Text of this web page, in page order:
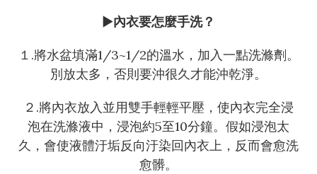
►內衣要怎麼手洗？
１.將水盆填滿1/3~1/2的溫水，加入一點洗滌劑。
別放太多，否則要沖很久才能沖乾淨。
２.將內衣放入並用雙手輕輕平壓，使內衣完全浸
泡在洗滌液中，浸泡約5至10分鐘。假如浸泡太
久，會使液體汙垢反向汙染回內衣上，反而會愈洗
愈髒。